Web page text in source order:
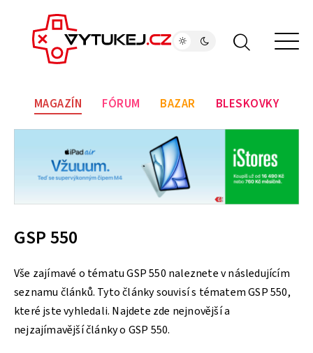
MAGAZÍN FÓRUM BAZAR BLESKOVKY
GSP 550
Vše zajímavé o tématu GSP 550 naleznete v následujícím
seznamu článků. Tyto články souvisí s tématem GSP 550,
které jste vyhledali. Najdete zde nejnovější a
nejzajímavější články o GSP 550.